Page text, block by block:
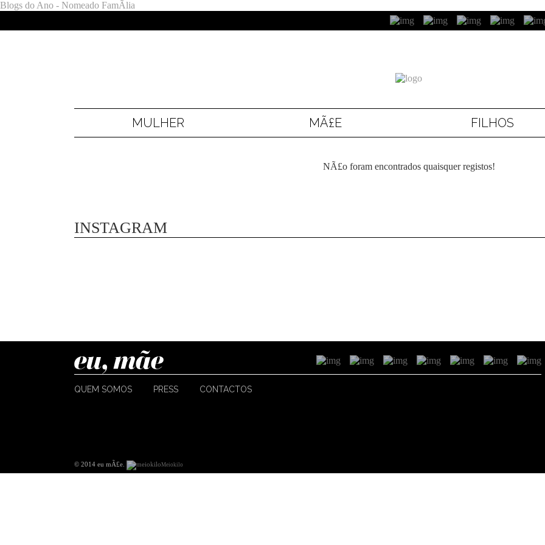
Blogs do Ano - Nomeado FamÃ­lia
MULHER MÃ£E FILHOS
NÃ£o foram encontrados quaisquer registos!
INSTAGRAM
QUEM SOMOS PRESS CONTACTOS
© 2014 eu mÃ£e. Meiokilo